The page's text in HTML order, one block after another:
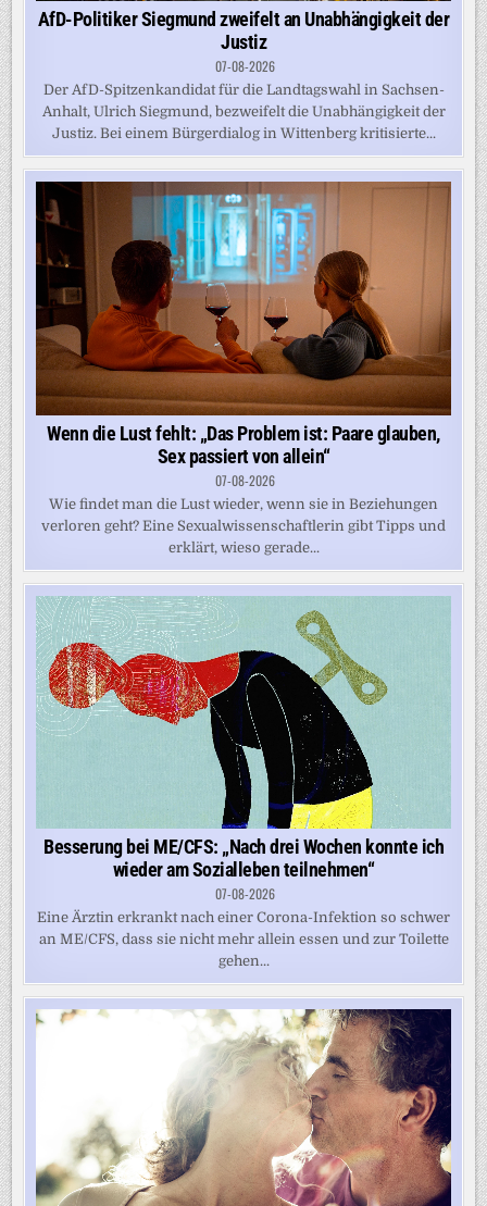
AfD-Politiker Siegmund zweifelt an Unabhängigkeit der
Justiz
07-08-2026
Der AfD-Spitzenkandidat für die Landtagswahl in Sachsen-
Anhalt, Ulrich Siegmund, bezweifelt die Unabhängigkeit der
Justiz. Bei einem Bürgerdialog in Wittenberg kritisierte...
Wenn die Lust fehlt: „Das Problem ist: Paare glauben,
Sex passiert von allein“
07-08-2026
Wie findet man die Lust wieder, wenn sie in Beziehungen
verloren geht? Eine Sexualwissenschaftlerin gibt Tipps und
erklärt, wieso gerade...
Besserung bei ME/CFS: „Nach drei Wochen konnte ich
wieder am Sozialleben teilnehmen“
07-08-2026
Eine Ärztin erkrankt nach einer Corona-Infektion so schwer
an ME/CFS, dass sie nicht mehr allein essen und zur Toilette
gehen...